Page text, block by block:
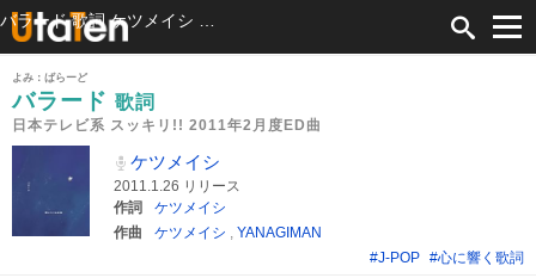
よみ：ばらーど
バラード 歌詞
日本テレビ系 スッキリ!! 2011年2月度ED曲
ケツメイシ
2011.1.26 リリース
作詞
ケツメイシ
作曲
ケツメイシ , YANAGIMAN
#J-POP #心に響く歌詞